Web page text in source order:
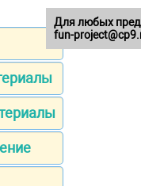
Для любых
fun-